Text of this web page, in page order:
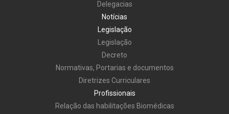
Delegacias
Notícias
Legislação
Legislação
Decreto
Normativas, Portarias e documentos
Diretrizes Curriculares
Profissionais
Relação das habilitações Biomédicas